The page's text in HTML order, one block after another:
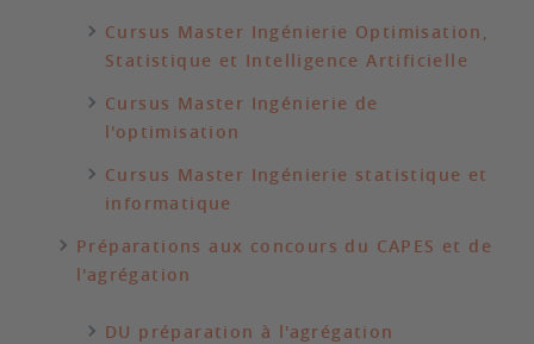
Cursus Master Ingénierie Optimisation,
Statistique et Intelligence Artificielle
Cursus Master Ingénierie de
l'optimisation
Cursus Master Ingénierie statistique et
informatique
Préparations aux concours du CAPES et de
l'agrégation
DU préparation à l'agrégation